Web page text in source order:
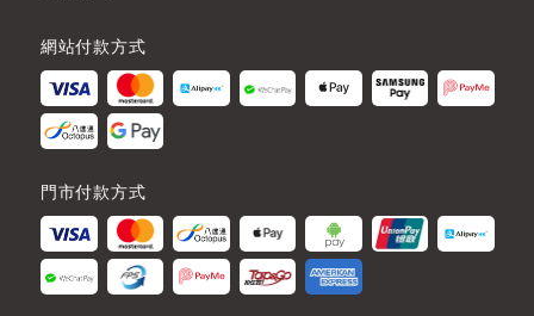
網站付款方式
門市付款方式